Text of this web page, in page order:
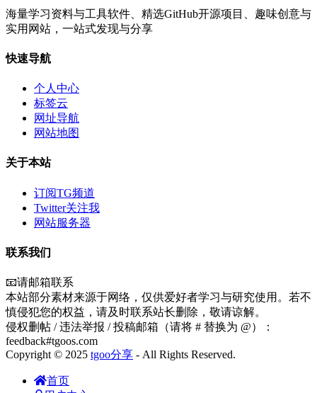
海量学习资料与工具软件、精选GitHub开源项目、趣味创意与
实用网站，一站式发现与分享
快速导航
个人中心
标签云
网址导航
网站地图
关于本站
订阅TG频道
Twitter关注我
网站服务器
联系我们
📧请邮箱联系
本站部分素材来源于网络，仅供爱好者学习与研究使用。若不
慎侵犯您的权益，请及时联系站长删除，敬请谅解。
侵权删帖 / 违法举报 / 投稿邮箱（请将 # 替换为 @）：
feedback#tgoos.com
Copyright © 2025 tgoo分享 - All Rights Reserved.
首页